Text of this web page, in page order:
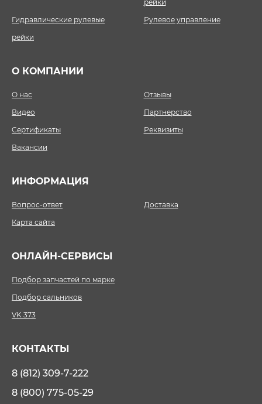
рейки
Гидравлические рулевые
рейки
Рулевое управление
О КОМПАНИИ
О нас
Отзывы
Видео
Партнерство
Сертификаты
Реквизиты
Вакансии
ИНФОРМАЦИЯ
Вопрос-ответ
Доставка
Карта сайта
ОНЛАЙН-СЕРВИСЫ
Подбор запчастей по марке
Подбор сальников
VK 373
КОНТАКТЫ
8 (812) 309-7-222
8 (800) 775-05-29